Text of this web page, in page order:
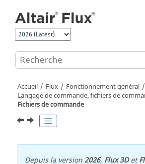
Accueil Flux
Fonctionnement général
Langage de commande, fichiers de
Fichiers de commande
Depuis la version2026, Flux 3Det